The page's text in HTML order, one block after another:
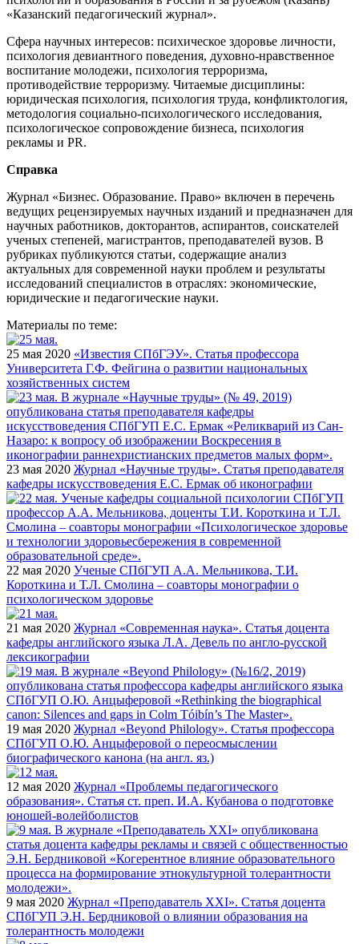
«Казанский педагогический журнал».
Сфера научных интересов: психическое здоровье личности,
психология девиантного поведения, духовно-нравственное
воспитание молодежи, психология терроризма,
противодействие терроризму. Читаемые дисциплины:
юридическая психология, психология труда, конфликтология,
методология социально-психологического исследования,
психологическое сопровождение бизнеса, психология
рекламы и PR.
Справка
Журнал «Бизнес. Образование. Право» включен в перечень
ведущих рецензируемых научных изданий и предназначен для
научных работников, докторантов, аспирантов, соискателей
ученых степеней, магистрантов, преподавателей вузов. В
рубриках публикуются статьи, содержащие анализ
актуальных для современной науки проблем и результаты
исследований специалистов в отраслях: экономические,
юридические и педагогические науки.
Материалы по теме:
25 мая 2020 «Известия СПбГЭУ». Статья профессора
Университета Г.Ф. Фейгина о развитии национальных
хозяйственных систем
23 мая 2020 Журнал «Научные труды». Статья преподавателя
кафедры искусствоведения Е.С. Ермак об иконографии
22 мая 2020 Ученые СПбГУП А.А. Мельникова, Т.И.
Короткина и Т.Л. Смолина – соавторы монографии о
психологическом здоровье
21 мая 2020 Журнал «Современная наука». Статья доцента
кафедры английского языка Л.А. Девель по англо-русской
лексикографии
19 мая 2020 Журнал «Beyond Philology». Статья профессора
СПбГУП О.Ю. Анцыферовой о переосмыслении
биографического канона (на англ. яз.)
12 мая 2020 Журнал «Проблемы педагогического
образования». Статья ст. преп. И.А. Кубанова о подготовке
юношей-волейболистов
9 мая 2020 Журнал «Преподаватель XXI». Статья доцента
СПбГУП Э.Н. Бердниковой о влиянии образования на
толерантность молодежи